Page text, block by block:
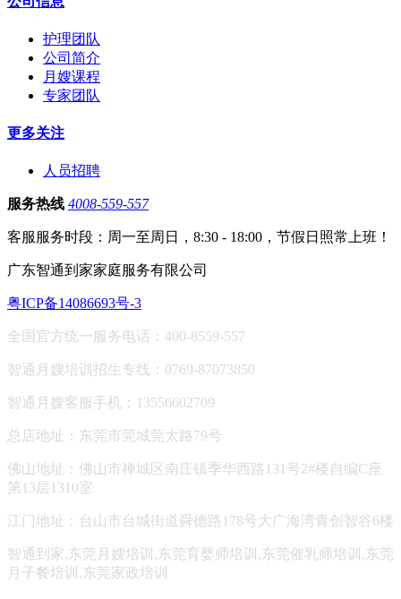
护理团队
公司简介
月嫂课程
专家团队
更多关注
人员招聘
服务热线 4008-559-557
客服服务时段：周一至周日，8:30 - 18:00，节假日照常上班！
广东智通到家家庭服务有限公司
粤ICP备14086693号-3
全国官方统一服务电话：400-8559-557
智通月嫂培训招生专线：0769-87073850
智通月嫂客服手机：13556602709
总店地址：东莞市莞城莞太路79号
佛山地址： 佛山市禅城区南庄镇季华西路131号2#楼自编C座
第13层1310室
江门地址：台山市台城街道舜德路178号大广海湾青创智谷6楼
智通到家,东莞月嫂培训,东莞育婴师培训,东莞催乳师培训,东莞
月子餐培训,东莞家政培训